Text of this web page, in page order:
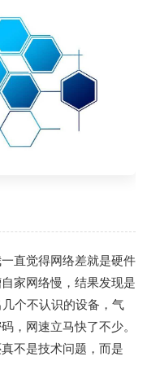
直觉得网络差就是硬件
家网络慢，结果发现是
个不认识的设备，气
，网速立马快了不少。
不是技术问题，而是